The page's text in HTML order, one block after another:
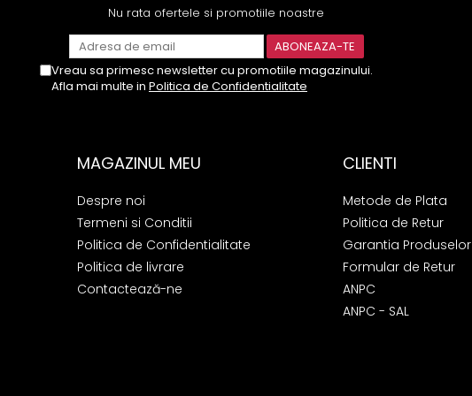
Nu rata ofertele si promotiile noastre
Vreau sa primesc newsletter cu promotiile magazinului.
Afla mai multe in Politica de Confidentialitate
MAGAZINUL MEU
Despre noi
Termeni si Conditii
Politica de Confidentialitate
Politica de livrare
Contactează-ne
CLIENTI
Metode de Plata
Politica de Retur
Garantia Produselor
Formular de Retur
ANPC
ANPC - SAL